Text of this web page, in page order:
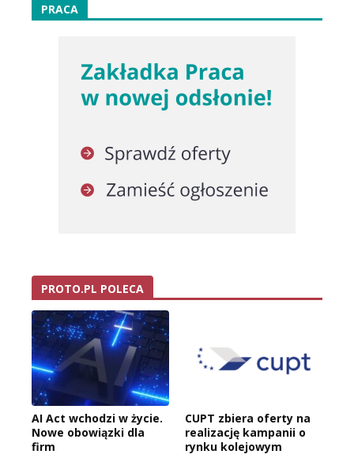
PRACA
PROTO.PL POLECA
AI Act wchodzi w życie.
Nowe obowiązki dla
firm
CUPT zbiera oferty na
realizację kampanii o
rynku kolejowym